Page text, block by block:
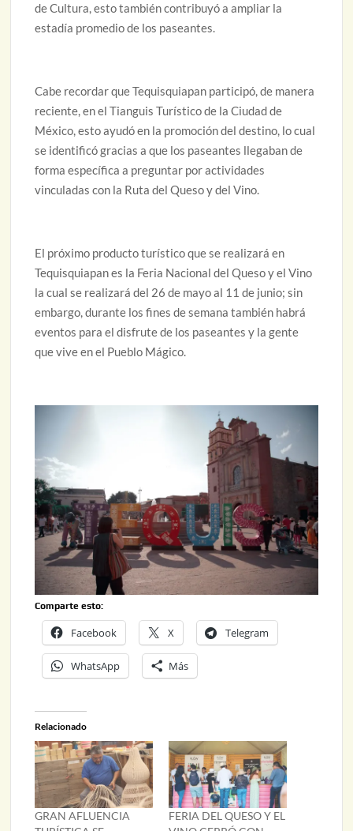
de Cultura, esto también contribuyó a ampliar la
estadía promedio de los paseantes.
Cabe recordar que Tequisquiapan participó, de manera
reciente, en el Tianguis Turístico de la Ciudad de
México, esto ayudó en la promoción del destino, lo cual
se identificó gracias a que los paseantes llegaban de
forma específica a preguntar por actividades
vinculadas con la Ruta del Queso y del Vino.
El próximo producto turístico que se realizará en
Tequisquiapan es la Feria Nacional del Queso y el Vino
la cual se realizará del 26 de mayo al 11 de junio; sin
embargo, durante los fines de semana también habrá
eventos para el disfrute de los paseantes y la gente
que vive en el Pueblo Mágico.
Comparte esto:
Facebook X Telegram
WhatsApp Más
Relacionado
GRAN AFLUENCIA
FERIA DEL QUESO Y EL